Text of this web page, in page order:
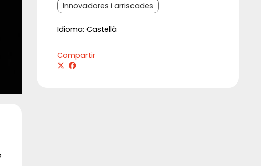
Innovadores i arriscades
Idioma: Castellà
Compartir